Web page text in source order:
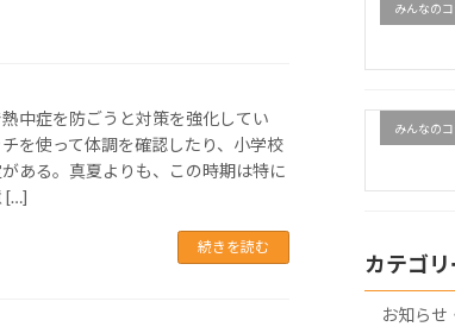
中症を防ごうと対策を強化してい
を使って体調を確認したり、小学校
ある。真夏よりも、この時期は特に
[…]
続きを読む
みんなの
みんなの
カテゴリ
お知らせ